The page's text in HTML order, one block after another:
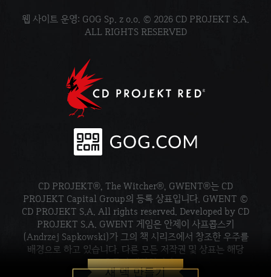
새 덱 만들기
웹 사이트 운영: GOG Sp. z o.o. © 2026 CD PROJEKT S.A.
ALL RIGHTS RESERVED
CD PROJEKT®, The Witcher®, GWENT®는 CD
PROJEKT Capital Group의 등록 상표입니다. GWENT ©
CD PROJEKT S.A. All rights reserved. Developed by CD
PROJEKT S.A. GWENT 게임은 안제이 사프콥스키
(Andrzej Sapkowski)가 그의 책 시리즈에서 창조한 우주를
배경으로 하고 있습니다. 다른 모든 저작권 및 상표는 해당
소유주의 재산입니다.